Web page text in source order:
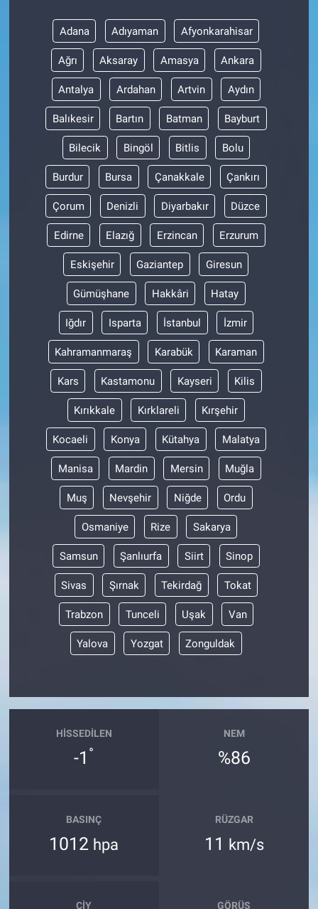
Adana Adıyaman Afyonkarahisar
Ağrı Aksaray Amasya Ankara
Antalya Ardahan Artvin Aydın
Balıkesir Bartın Batman Bayburt
Bilecik Bingöl Bitlis Bolu
Burdur Bursa Çanakkale Çankırı
Çorum Denizli Diyarbakır Düzce
Edirne Elazığ Erzincan Erzurum
Eskişehir Gaziantep Giresun
Gümüşhane Hakkâri Hatay
Iğdır Isparta İstanbul İzmir
Kahramanmaraş Karabük Karaman
Kars Kastamonu Kayseri Kilis
Kırıkkale Kırklareli Kırşehir
Kocaeli Konya Kütahya Malatya
Manisa Mardin Mersin Muğla
Muş Nevşehir Niğde Ordu
Osmaniye Rize Sakarya
Samsun Şanlıurfa Siirt Sinop
Sivas Şırnak Tekirdağ Tokat
Trabzon Tunceli Uşak Van
Yalova Yozgat Zonguldak
HISSEDILEN
-1 °
NEM
%86
BASINÇ
1012 hpa
RÜZGAR
11 km/s
ÇIY GÖRÜŞ